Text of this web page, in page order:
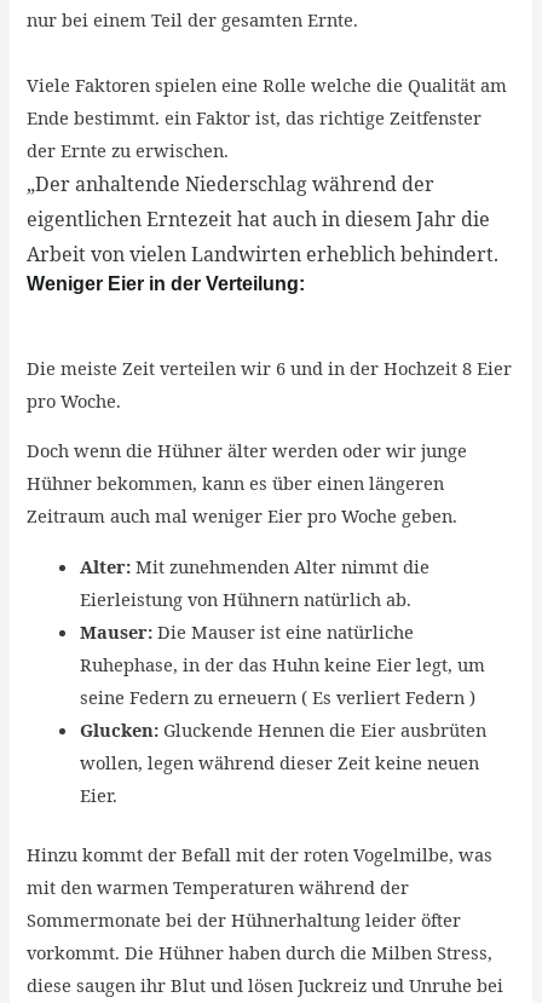
nur bei einem Teil der gesamten Ernte.
Viele Faktoren spielen eine Rolle welche die Qualität am
Ende bestimmt. ein Faktor ist, das richtige Zeitfenster
der Ernte zu erwischen.
„Der anhaltende Niederschlag während der
eigentlichen Erntezeit hat auch in diesem Jahr die
Arbeit von vielen Landwirten erheblich behindert.
Weniger Eier in der Verteilung:
Die meiste Zeit verteilen wir 6 und in der Hochzeit 8 Eier
pro Woche.
Doch wenn die Hühner älter werden oder wir junge
Hühner bekommen, kann es über einen längeren
Zeitraum auch mal weniger Eier pro Woche geben.
Alter:Mit zunehmenden Alter nimmt die
Eierleistung von Hühnern natürlich ab.
Mauser: Die Mauser ist eine natürliche
Ruhephase, in der das Huhn keine Eier legt, um
seine Federn zu erneuern ( Es verliert Federn )
Glucken: Gluckende Hennen die Eier ausbrüten
wollen, legen während dieser Zeit keine neuen
Eier.
Hinzu kommt der Befall mit der roten Vogelmilbe, was
mit den warmen Temperaturen während der
Sommermonate bei der Hühnerhaltung leider öfter
vorkommt. Die Hühner haben durch die Milben Stress,
diese saugen ihr Blut und lösen Juckreiz und Unruhe bei